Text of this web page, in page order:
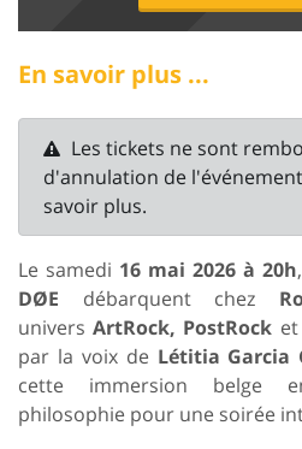
En savoir plus ...
Les tickets ne sont
d'annulation de
savoir plus.
Le samedi 16 mai 2026 à 20h
DØE débarquent chez
univers ArtRock, PostRock et
par la voix de Létitia Garcia
cette immersion belge
philosophie pour une soirée